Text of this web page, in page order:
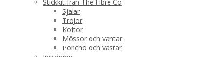
Stickkit från The Fibre Co
Sjalar
Tröjor
Koftor
Mössor och vantar
Poncho och västar